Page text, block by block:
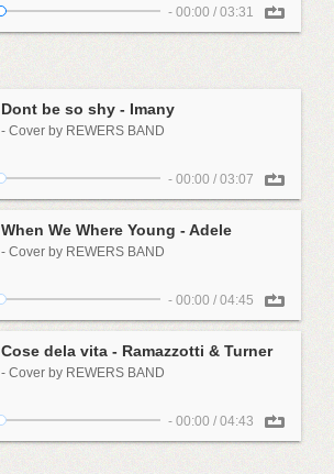
- 00:00 / 03:31
Dont be so shy - Imany
- Cover by REWERS BAND
- 00:00 / 03:07
When We Where Young - Adele
- Cover by REWERS BAND
- 00:00 / 04:45
Cose dela vita - Ramazzotti & Turner
- Cover by REWERS BAND
- 00:00 / 04:43